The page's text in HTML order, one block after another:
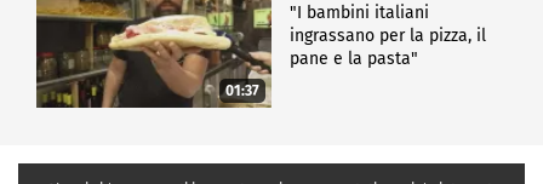
01:37
"I bambini italiani
ingrassano per la pizza, il
pane e la pasta"